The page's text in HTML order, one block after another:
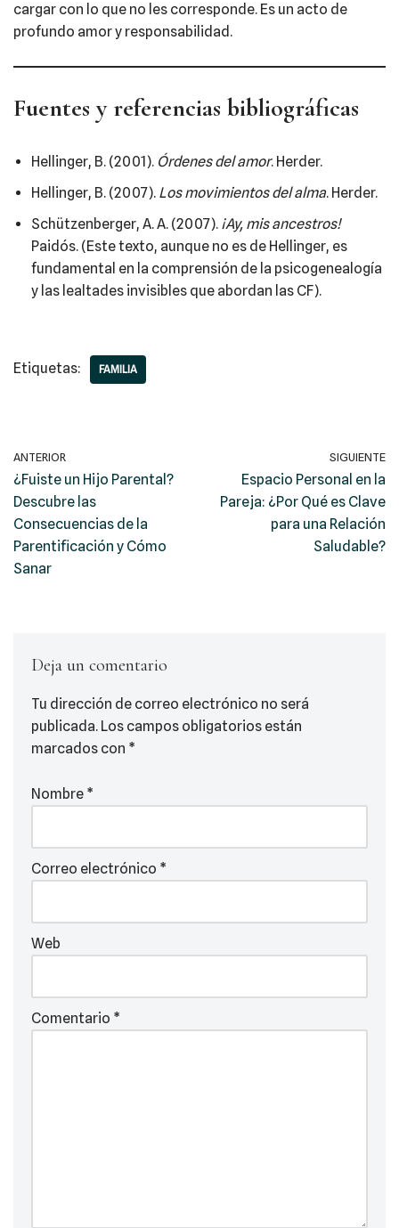
cargar con lo que no les corresponde. Es un acto de
profundo amor y responsabilidad.
Fuentes y referencias bibliográficas
Hellinger, B. (2001). Órdenes del amor. Herder.
Hellinger, B. (2007). Los movimientos del alma. Herder.
Schützenberger, A. A. (2007). ¡Ay, mis ancestros!
Paidós. (Este texto, aunque no es de Hellinger, es
fundamental en la comprensión de la psicogenealogía
y las lealtades invisibles que abordan las CF).
Etiquetas: FAMILIA
ANTERIOR
¿Fuiste un Hijo Parental?
Descubre las
Consecuencias de la
Parentificación y Cómo
Sanar
SIGUIENTE
Espacio Personal en la
Pareja: ¿Por Qué es Clave
para una Relación
Saludable?
Deja un comentario
Tu dirección de correo electrónico no será
publicada. Los campos obligatorios están
marcados con *
Nombre *
Correo electrónico *
Web
Comentario *